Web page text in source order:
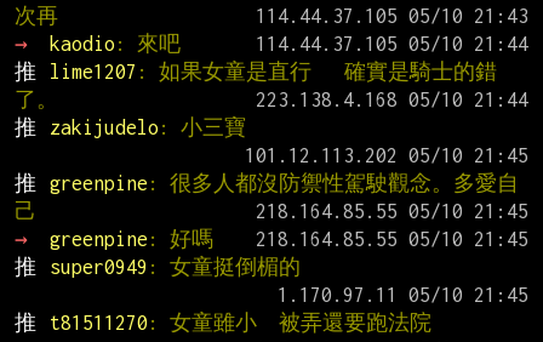
次再
→
kaodio : 來吧
推
lime1207 : 如果女童是直行   確實是騎士的錯
了。
推
zakijudelo : 小三寶
推
greenpine : 很多人都沒防禦性駕駛觀念。多愛自
己
→
greenpine : 好嗎
推
super0949 : 女童挺倒楣的
推
t81511270 : 女童雖小  被弄還要跑法院